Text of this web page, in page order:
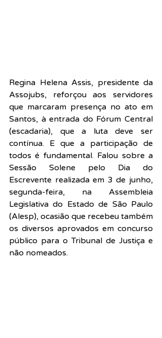
Regina Helena Assis, presidente da
Assojubs, reforçou aos servidores
que marcaram presença no ato em
Santos, à entrada do Fórum Central
(escadaria), que a luta deve ser
contínua. E que a participação de
todos é fundamental. Falou sobre a
Sessão Solene pelo Dia do
Escrevente realizada em 3 de junho,
segunda-feira, na Assembleia
Legislativa do Estado de São Paulo
(Alesp), ocasião que recebeu também
os diversos aprovados em concurso
público para o Tribunal de Justiça e
não nomeados.